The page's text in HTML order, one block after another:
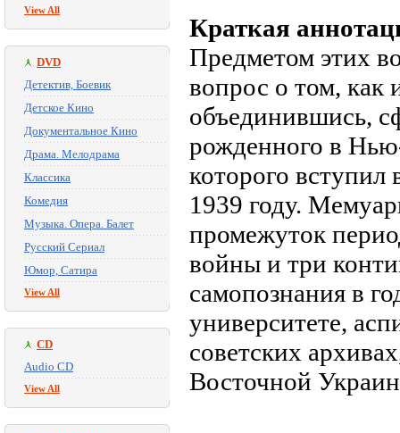
View All
DVD
Детектив, Боевик
Детское Кино
Документальное Кино
Драма. Мелодрама
Классика
Комедия
Музыка. Опера. Балет
Русский Сериал
Юмор, Сатира
View All
CD
Audio CD
View All
Краткая
Предметом этих
вопрос о том, как
объединившись,
рожденного в
которого
1939 году.
промежуток
войны и три
самопознания в
университете,
советских
Восточной